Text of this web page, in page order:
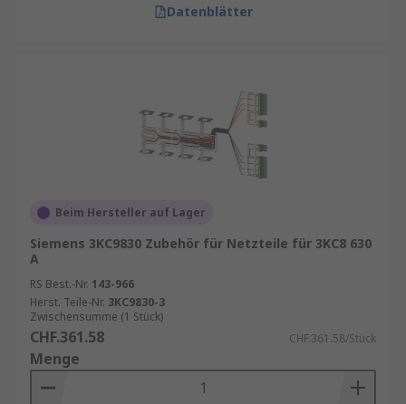
Datenblätter
Beim Hersteller auf Lager
Siemens 3KC9830 Zubehör für Netzteile für 3KC8 630
A
RS Best.-Nr. 143-966
Herst. Teile-Nr. 3KC9830-3
Zwischensumme (1 Stück)
CHF.361.58 CHF.361.58/Stück
Menge